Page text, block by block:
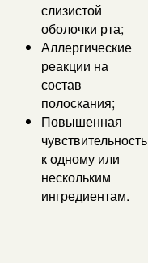
слизистой
оболочки рта;
Аллергические
реакции на
состав
полоскания;
Повышенная
чувствительность
к одному или
нескольким
ингредиентам.